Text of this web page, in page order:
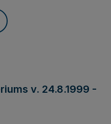
v. 24.8.1999 -